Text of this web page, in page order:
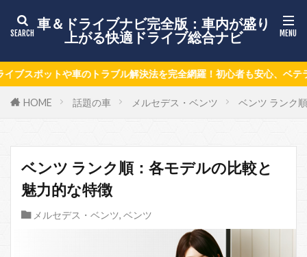
車＆ドライブナビ完全版：車内が盛り
上がる快適ドライブ総合ナビ
完全網羅！初心者も安心、ベテランも納得の車＆ドライブ情報で
HOME 話題の車 メルセデス・ベンツ ベンツ ランク
ベンツ ランク順：各モデルの比較と
魅力的な特徴
メルセデス・ベンツ, ベンツ